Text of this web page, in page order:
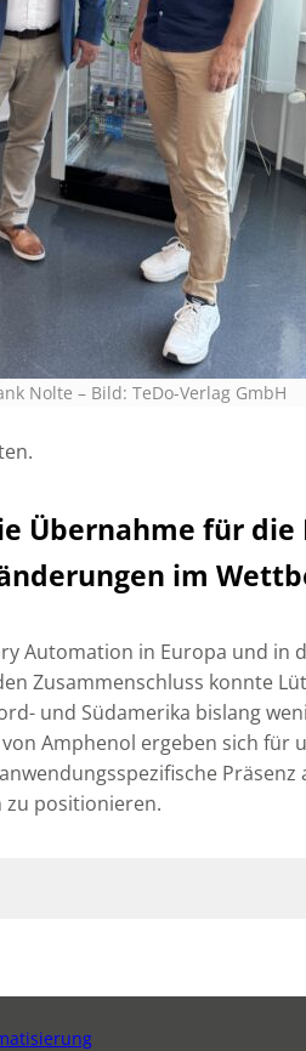
Nolte – Bild: TeDo-Verlag GmbH
Übernahme für
im
Automation in Europa und in
Zusammenschluss konnte
und Südamerika bislang
Amphenol ergeben sich für
zu positionieren.